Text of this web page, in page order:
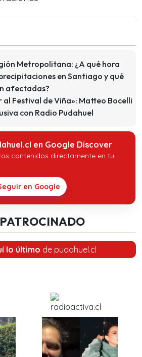
Metropolitana: ¿A qué hora
en Santiago y qué
afectadas?
al Festival de Viña»: Matteo Bocelli
con Radio Pudahuel
en Google Discover
contenidos directamente en tu
en Google
lo último de pudahuel.cl